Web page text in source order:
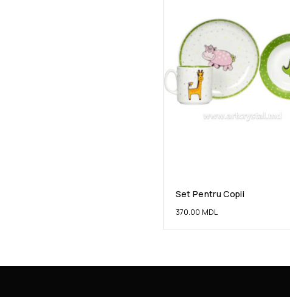
Set Pentru Copii
370.00 MDL